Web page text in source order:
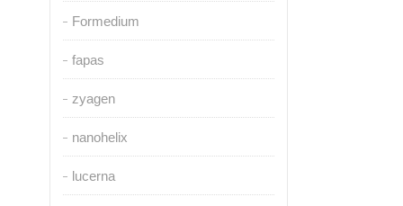
Formedium
fapas
zyagen
nanohelix
lucerna